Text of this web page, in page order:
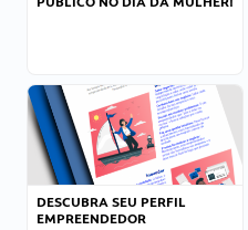
DESCUBRA SEU PERFIL
EMPREENDEDOR